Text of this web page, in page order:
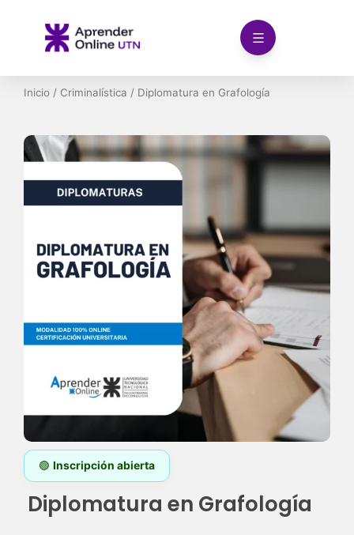
contenido
Inicio / Criminalística / Diplomatura en Grafología
🟢Inscripción abierta
Diplomatura en Grafología